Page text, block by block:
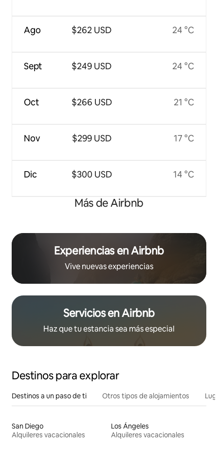
Ago
Sept
Oct
Nov
Dic
$262 USD
$249 USD
$266 USD
$299 USD
$300 USD
24 °C
24 °C
21 °C
17 °C
14 °C
Más de Airbnb
Experiencias en Airbnb
Vive nuevas experiencias
Servicios en Airbnb
Haz que tu estancia sea más especial
Destinos para explorar
Destinos a un paso de ti Otros tipos de alojamientos
San Diego
Alquileres vacacionales
Los Ángeles
Alquileres vacacionales